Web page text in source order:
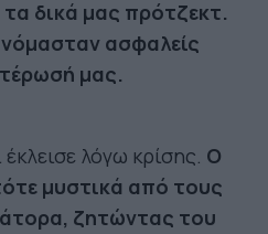
δικά μας πρότζεκτ.
ασφαλείς
μας.
λόγω κρίσης. Ο
μυστικά από τους
ζητώντας του